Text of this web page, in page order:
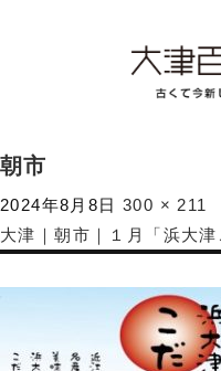
朝市
2024年8月8日 300 × 211
大津｜朝市｜１月「浜大津